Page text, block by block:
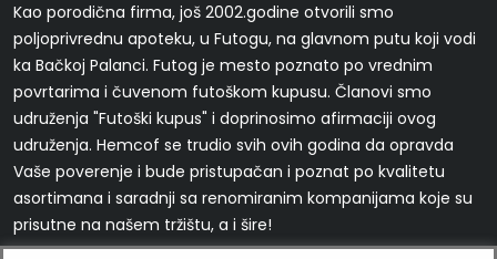
Kao porodična firma, još 2002.godine otvorili smo
poljoprivrednu apoteku, u Futogu, na glavnom putu koji vodi
ka Bačkoj Palanci. Futog je mesto poznato po vrednim
povrtarima i čuvenom futoškom kupusu. Članovi smo
udruženja "Futoški kupus" i doprinosimo afirmaciji ovog
udruženja. Hemcof se trudio svih ovih godina da opravda
Vaše poverenje i bude pristupačan i poznat po kvalitetu
asortimana i saradnji sa renomiranim kompanijama koje su
prisutne na našem tržištu, a i šire!